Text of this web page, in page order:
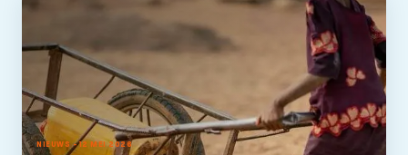
NIEUWS - 12 MEI 2026